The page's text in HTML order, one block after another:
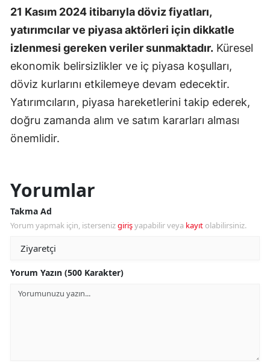
21 Kasım 2024 itibarıyla döviz fiyatları,
yatırımcılar ve piyasa aktörleri için dikkatle
izlenmesi gereken veriler sunmaktadır. Küresel
ekonomik belirsizlikler ve iç piyasa koşulları,
döviz kurlarını etkilemeye devam edecektir.
Yatırımcıların, piyasa hareketlerini takip ederek,
doğru zamanda alım ve satım kararları alması
önemlidir.
Yorumlar
Takma Ad
Yorum yapmak için, istersenizgirişyapabilir veya kayıt olabilirsiniz.
Yorum Yazın (500 Karakter)